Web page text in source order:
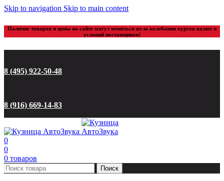
Skip to navigation Skip to main content
Наличие товаров и цены на сайте могут меняться из-за колебания курсов валют и
условий поставщиков!
8 (495) 922-50-48
8 (916) 669-14-83
0
0
0 товаров
Поиск